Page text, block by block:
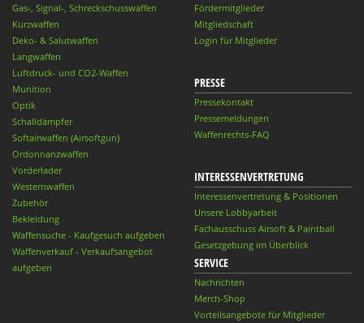
Gas-, Signal-, Schreckschusswaffen
Kurzwaffen
Deko- & Salutwaffen
Langwaffen
Luftdruck- und CO2-Waffen
Munition
Optik
Schalldämpfer
Softairwaffen (Airsoftgun)
Ordonnanzwaffen
Vorderlader
Westernwaffen
Zubehör
Bekleidung
Waffensuche - Kaufgesuch aufgeben
Waffenverkauf - Verkaufsangebot
aufgeben
Fördermitglieder
Mitgliedschaft
Login für Mitglieder
PRESSE
Pressekontakt
Pressemeldungen
Waffenrechts-FAQ
INTERESSENVERTRETUNG
Interessenvertretung & Positionen
Unsere Lobbyarbeit
Fachausschuss Airsoft & Paintball
Gesetzgebung im Überblick
SERVICE
Nachrichten
Merch-Shop
Vorteilsangebote für Mitglieder